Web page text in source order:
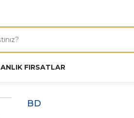
ANLIK FIRSATLAR
BD